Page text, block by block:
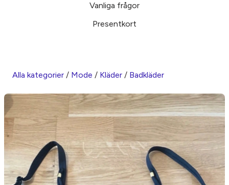
Vanliga frågor
Presentkort
Alla kategorier / Mode / Kläder / Badkläder